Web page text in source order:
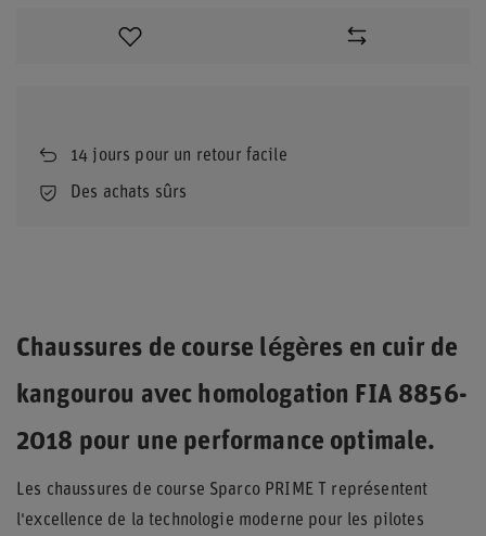
14 jours pour un retour facile
Des achats sûrs
Chaussures de course légères en cuir de
kangourou avec homologation FIA 8856-
2018 pour une performance optimale.
Les chaussures de course Sparco PRIME T représentent
l'excellence de la technologie moderne pour les pilotes